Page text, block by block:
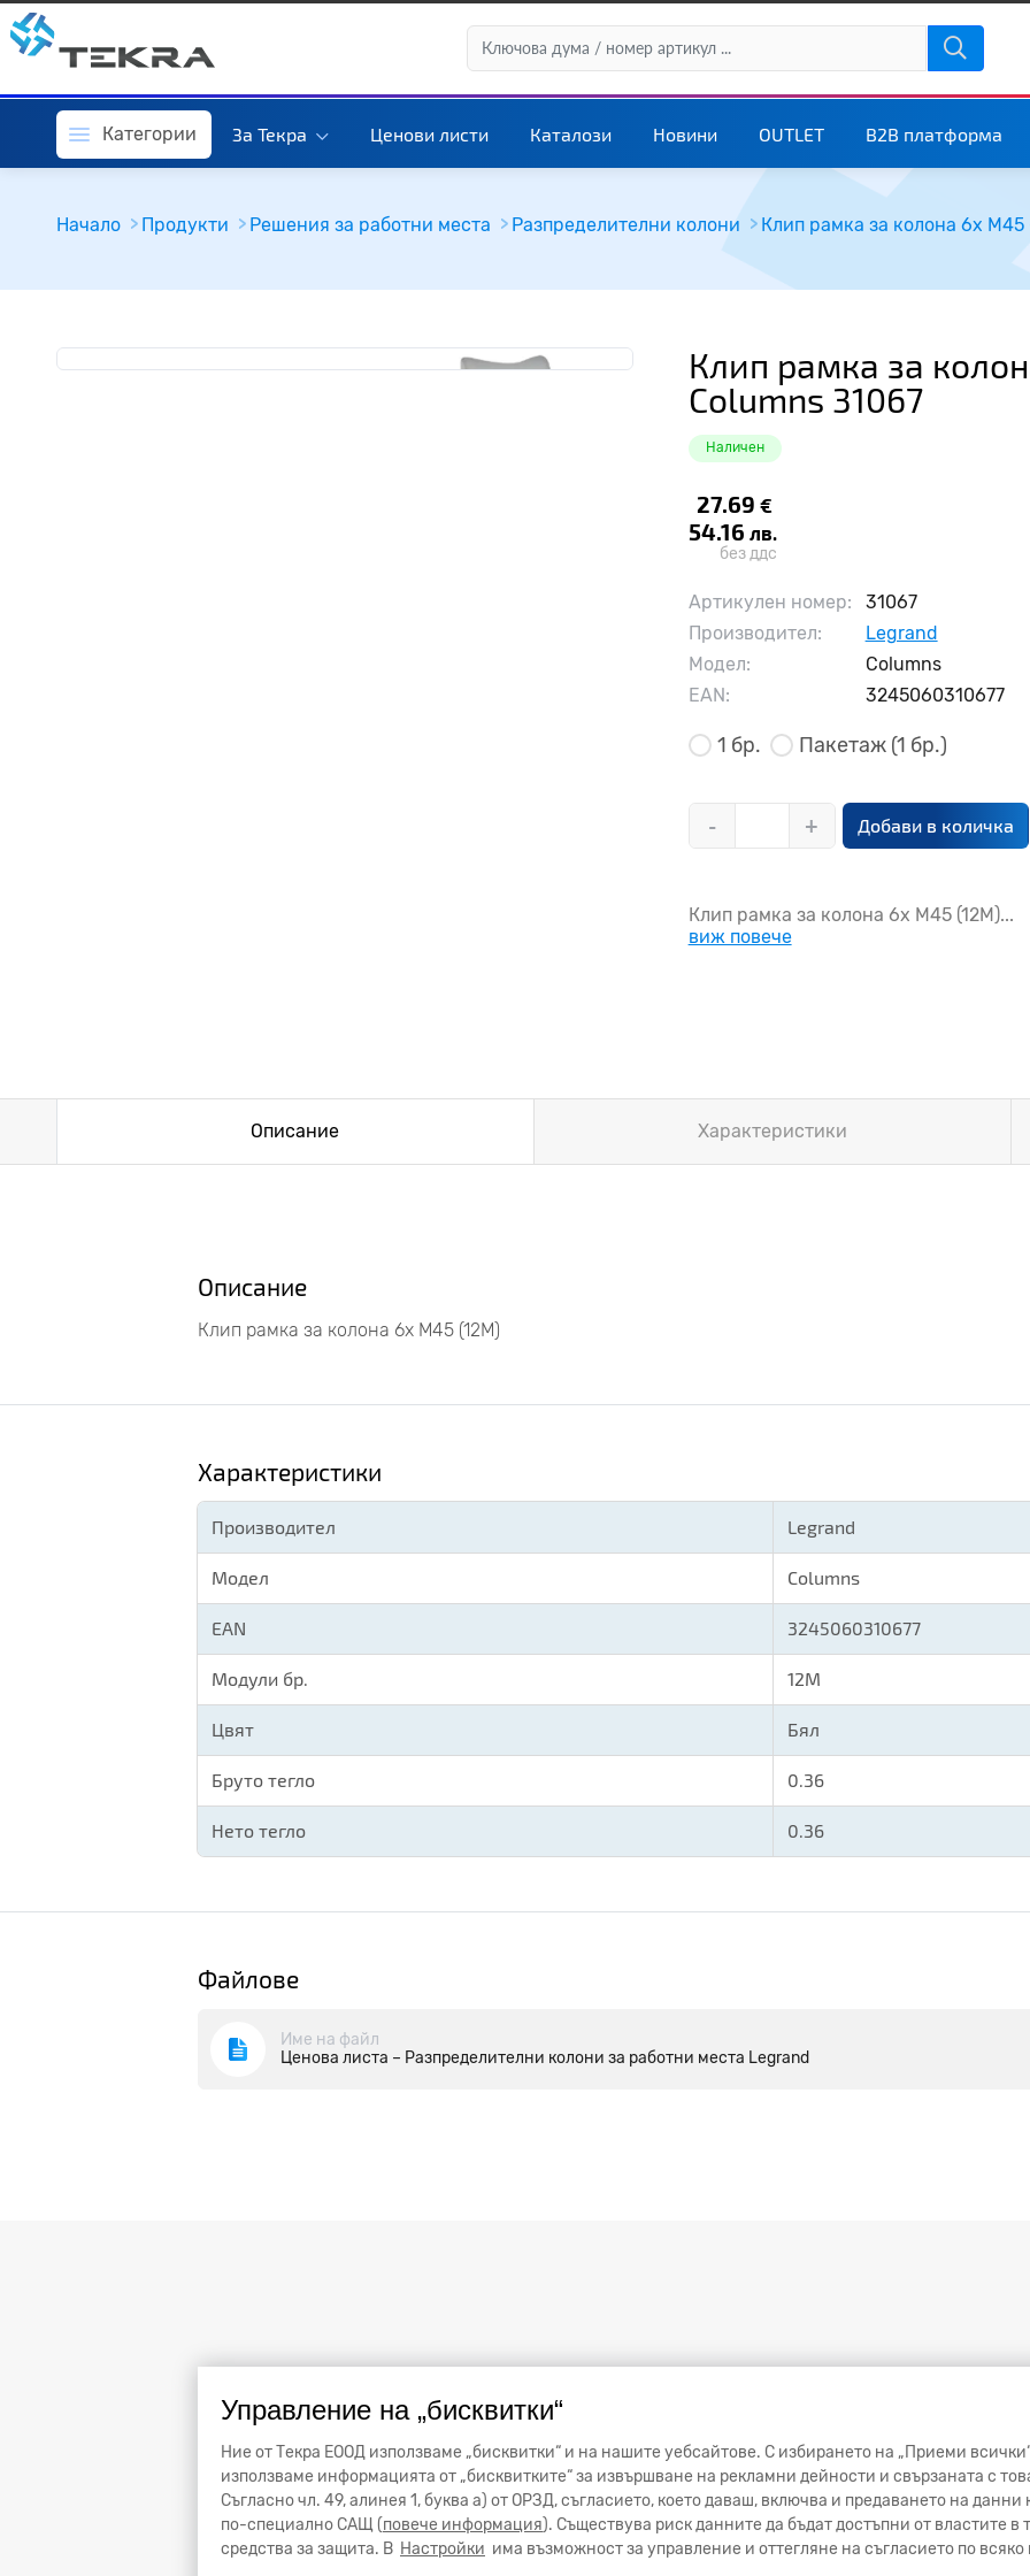
Управление на „бисквитки“
Ние от Текра ЕООД използваме „бисквитки“ и на нашите уебсайтове. С избирането на „Приеми
използваме информацията от „бисквитките“ за извършване на рекламни дейности и свързаната с
Съгласно чл. 49, алинея 1, буква а) от ОРЗД, съгласието, което даваш, включва и предаването на
по-специално САЩ (повече информация). Съществува риск данните да бъдат достъпни от властите
средства за защита. В Настройки има възможност за управление и оттегляне на съгласието по всяко
Категории За Текра Ценови листи Каталози Новини OUTLET B2B платформа
Начало Продукти Решения за работни места Разпределителни колони Клип рамка за колона 6х
Клип рамка за
Columns 31067
Наличен
27.69 €
54.16 лв.
без ддс
Артикулен номер:
31067
Производител:
Legrand
Модел:
Columns
EAN:
3245060310677
1 бр. Пакетаж (1 бр.)
- + Добави в количка
Клип рамка за колона 6х М45 (12М)...
виж повече
Описание Характеристики
Описание
Клип рамка за колона 6х М45 (12М)
Характеристики
Производител Legrand
Модел Columns
EAN 3245060310677
Модули бр. 12M
Цвят Бял
Бруто тегло 0.36
Нето тегло 0.36
Файлове
Име на файл
Ценова листа – Разпределителни колони за работни места Legrand